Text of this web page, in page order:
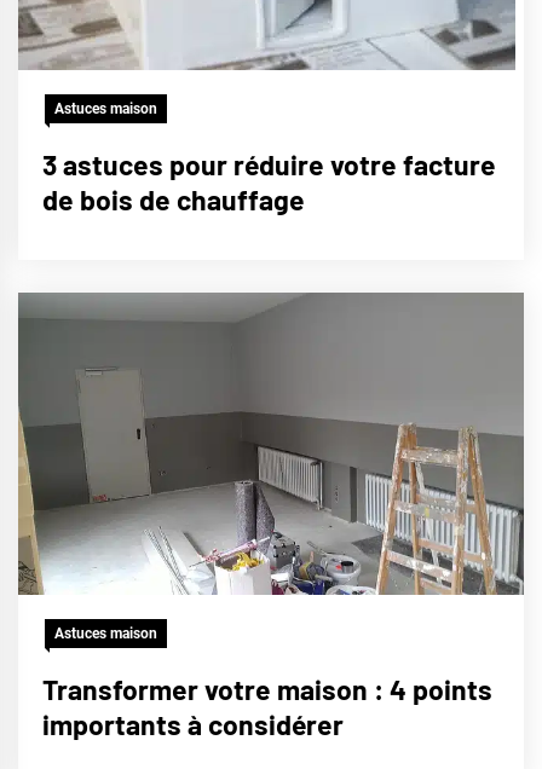
Astuces maison
3 astuces pour réduire votre facture
de bois de chauffage
Astuces maison
Transformer votre maison : 4 points
importants à considérer